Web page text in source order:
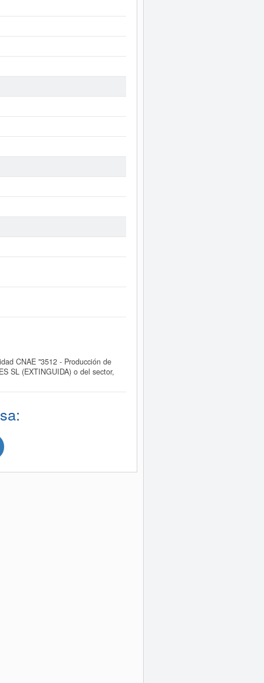
CNAE "3512 - Producción de
SL (EXTINGUIDA) o del sector,